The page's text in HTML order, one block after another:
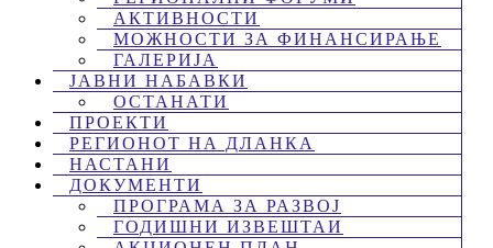
АКТИВНОСТИ
МОЖНОСТИ ЗА ФИНАНСИРАЊЕ
ГАЛЕРИЈА
ЈАВНИ НАБАВКИ
ОСТАНАТИ
ПРОЕКТИ
РЕГИОНОТ НА ДЛАНКА
НАСТАНИ
ДОКУМЕНТИ
ПРОГРАМА ЗА РАЗВОЈ
ГОДИШНИ ИЗВЕШТАИ